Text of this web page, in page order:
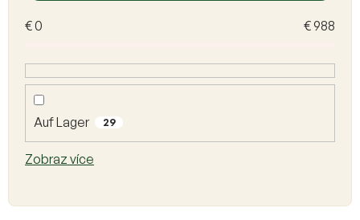
€0 € 988
Auf Lager 29
Zobraz více
t